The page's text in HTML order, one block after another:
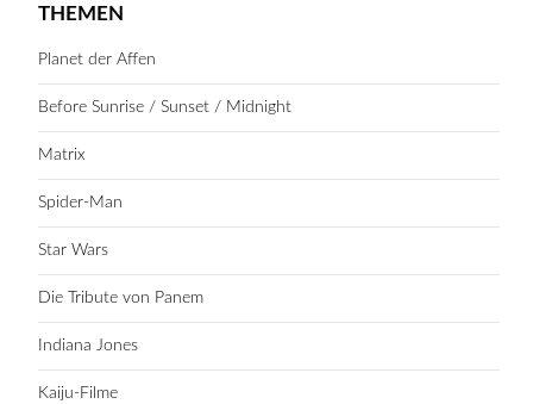
THEMEN
Planet der Affen
Before Sunrise / Sunset / Midnight
Matrix
Spider-Man
Star Wars
Die Tribute von Panem
Indiana Jones
Kaiju-Filme